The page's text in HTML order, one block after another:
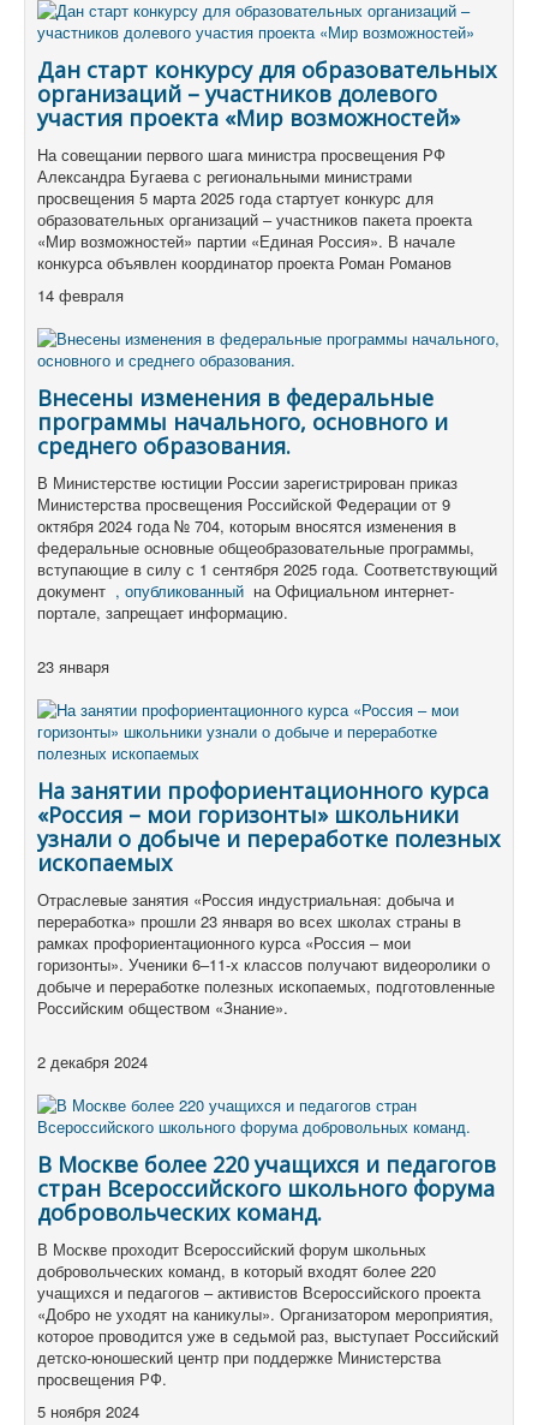
Дан старт конкурсу для образовательных
организаций – участников долевого
участия проекта «Мир возможностей»
На совещании первого шага министра просвещения РФ
Александра Бугаева с региональными министрами
просвещения 5 марта 2025 года стартует конкурс для
образовательных организаций – участников пакета проекта
«Мир возможностей» партии «Единая Россия». В начале
конкурса объявлен координатор проекта Роман Романов
14 февраля
Внесены изменения в федеральные
программы начального, основного и
среднего образования.
В Министерстве юстиции России зарегистрирован приказ
Министерства просвещения Российской Федерации от 9
октября 2024 года № 704, которым вносятся изменения в
федеральные основные общеобразовательные программы,
вступающие в силу с 1 сентября 2025 года. Соответствующий
документ , опубликованный на Официальном интернет-
портале, запрещает информацию.
23 января
На занятии профориентационного курса
«Россия – мои горизонты» школьники
узнали о добыче и переработке полезных
ископаемых
Отраслевые занятия «Россия индустриальная: добыча и
переработка» прошли 23 января во всех школах страны в
рамках профориентационного курса «Россия – мои
горизонты». Ученики 6–11-х классов получают видеоролики о
добыче и переработке полезных ископаемых, подготовленные
Российским обществом «Знание».
2 декабря 2024
В Москве более 220 учащихся и педагогов
стран Всероссийского школьного форума
добровольческих команд.
В Москве проходит Всероссийский форум школьных
добровольческих команд, в который входят более 220
учащихся и педагогов – активистов Всероссийского проекта
«Добро не уходят на каникулы». Организатором мероприятия,
которое проводится уже в седьмой раз, выступает Российский
детско-юношеский центр при поддержке Министерства
просвещения РФ.
5 ноября 2024